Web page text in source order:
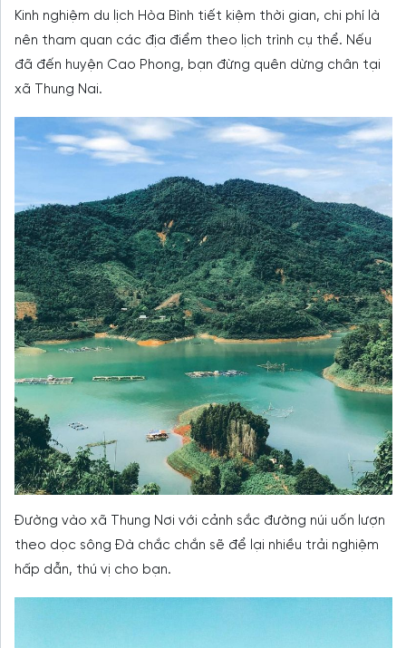
Kinh nghiệm du lịch Hòa Bình tiết kiệm thời gian, chi phí là
nên tham quan các địa điểm theo lịch trình cụ thể. Nếu
đã đến huyện Cao Phong, bạn đừng quên dừng chân tại
xã Thung Nai.
Đường vào xã Thung Nơi với cảnh sắc đường núi uốn lượn
theo dọc sông Đà chắc chắn sẽ để lại nhiều trải nghiệm
hấp dẫn, thú vị cho bạn.